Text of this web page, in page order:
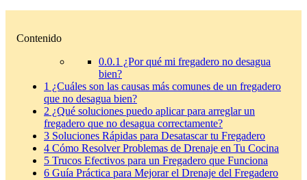
Contenido
0.0.1 ¿Por qué mi fregadero no desagua
bien?
1 ¿Cuáles son las causas más comunes de un fregadero
que no desagua bien?
2 ¿Qué soluciones puedo aplicar para arreglar un
fregadero que no desagua correctamente?
3 Soluciones Rápidas para Desatascar tu Fregadero
4 Cómo Resolver Problemas de Drenaje en Tu Cocina
5 Trucos Efectivos para un Fregadero que Funciona
6 Guía Práctica para Mejorar el Drenaje del Fregadero